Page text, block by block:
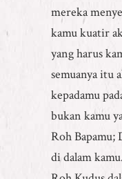
mereka
kamu kuatir
yang harus
semuanya itu
kepadamu
bukan kamu
Roh Bapamu;
di dalam